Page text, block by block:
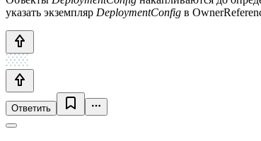
указать экземпляр DeploymentConfig в
Ответить